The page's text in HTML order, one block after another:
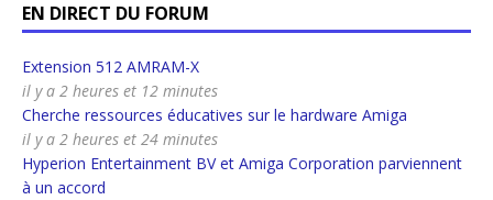
EN DIRECT DU FORUM
Extension 512 AMRAM-X
il y a 2 heures et 12 minutes
Cherche ressources éducatives sur le hardware Amiga
il y a 2 heures et 24 minutes
Hyperion Entertainment BV et Amiga Corporation parviennent
à un accord